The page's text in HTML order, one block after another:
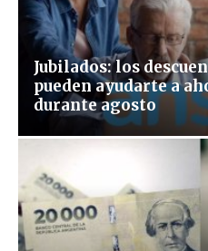
Jubilados: los
pueden ayudarte a
durante agosto